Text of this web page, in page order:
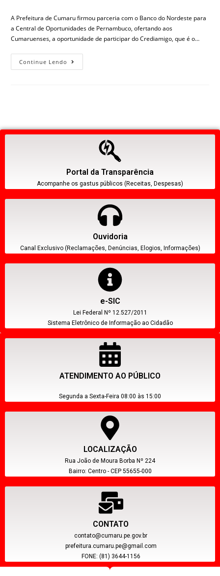
A Prefeitura de Cumaru firmou parceria com o Banco do Nordeste para
a Central de Oportunidades de Pernambuco, ofertando aos
Cumaruenses, a oportunidade de participar do Crediamigo, que é o…
Continue Lendo
Portal da Transparência
Acompanhe os gastus públicos (Receitas, Despesas)
Ouvidoria
Canal Exclusivo (Reclamações, Denúncias, Elogios, Informações)
e-SIC
Lei Federal Nº 12.527/2011
Sistema Eletrônico de Informação ao Cidadão
ATENDIMENTO AO PÚBLICO
Segunda a Sexta-Feira 08:00 às 15:00
LOCALIZAÇÃO
Rua João de Moura Borba Nº 224
Bairro: Centro - CEP 55655-000
CONTATO
contato@cumaru.pe.gov.br
prefeitura.cumaru.pe@gmail.com
FONE: (81) 3644-1156